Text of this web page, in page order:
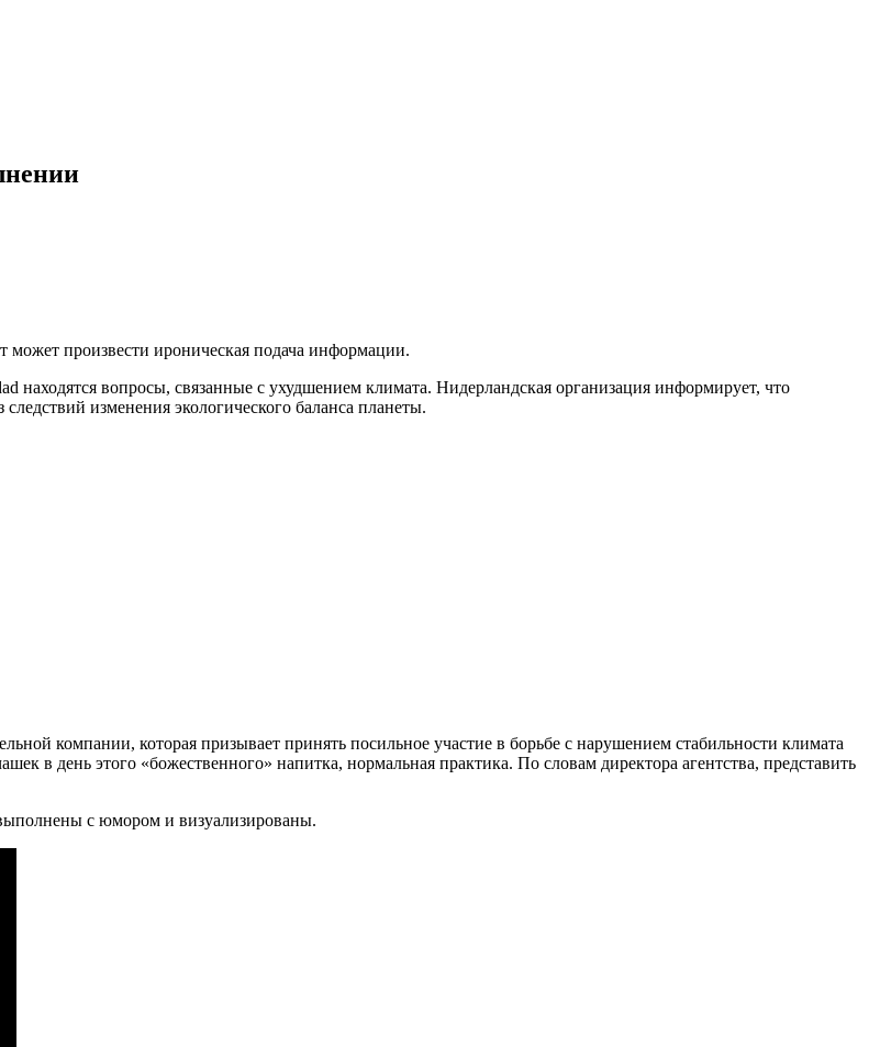
произвести ироническая подача информации.
находятся вопросы, связанные с ухудшением климата. Нидерландская организация информирует, что
изменения экологического баланса планеты.
компании, которая призывает принять посильное участие в борьбе с нарушением стабильности климата
в день этого «божественного» напитка, нормальная практика. По словам директора агентства, представить
с юмором и визуализированы.